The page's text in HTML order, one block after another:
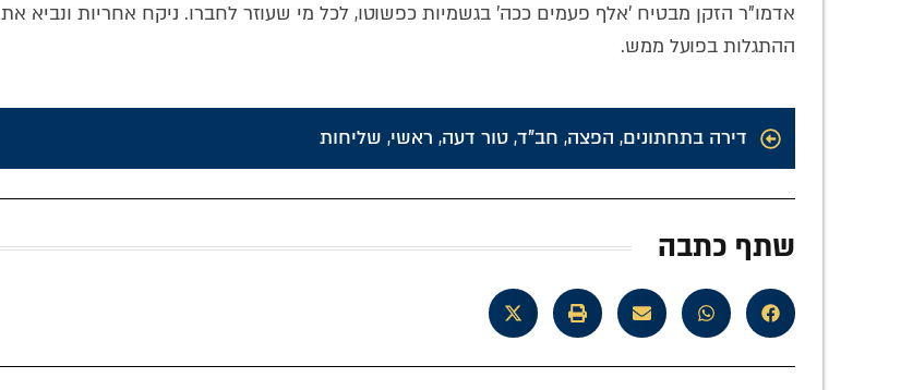
אדמו"ר הזקן מבטיח 'אלף פעמים ככה' בגשמיות כפשוטו, לכל מי שעוזר לחברו. ניקח אחריות ונביא את
ההתגלות בפועל ממש.
דירה בתחתונים, הפצה, חב"ד, טור דעה, ראשי, שליחות
שתף כתבה